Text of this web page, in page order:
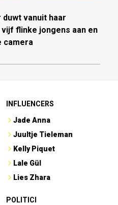
vanuit haar
flinke jongens aan en
camera
INFLUENCERS
Jade Anna
Juultje Tieleman
Kelly Piquet
Lale Gül
Lies Zhara
POLITICI